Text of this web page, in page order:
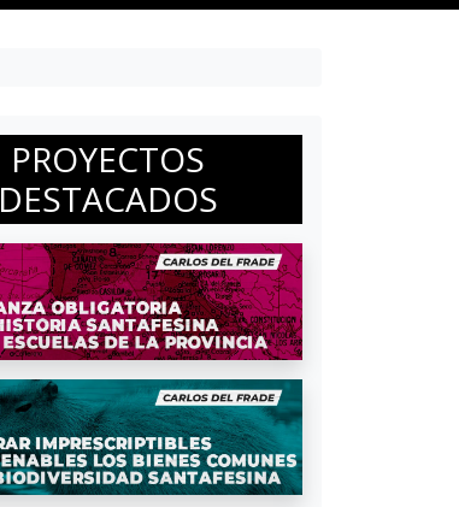
PROYECTOS
DESTACADOS